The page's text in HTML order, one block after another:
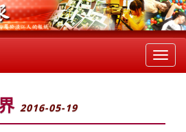
2016-05-19